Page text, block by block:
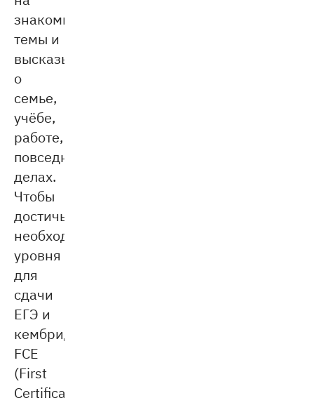
знакомые
темы и
высказываться
о
семье,
учёбе,
работе,
повседневных
делах.
Чтобы
достичь
необходимого
уровня
для
сдачи
ЕГЭ и
кембриджского
FCE
(First
Certificate